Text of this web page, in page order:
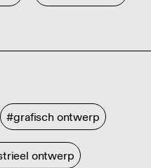
#grafisch ontwerp
ontwerp